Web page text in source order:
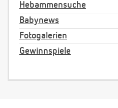
Hebammensuche
Babynews
Fotogalerien
Gewinnspiele